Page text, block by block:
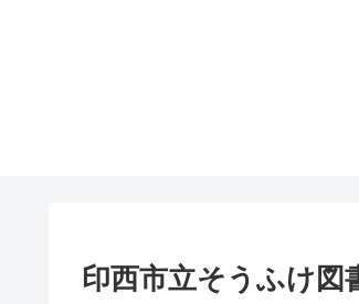
印西市立そうふけ図